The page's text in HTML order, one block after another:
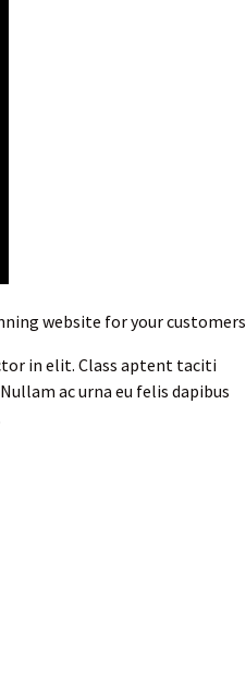
website for your customers
in elit. Class aptent taciti
ac urna eu felis dapibus